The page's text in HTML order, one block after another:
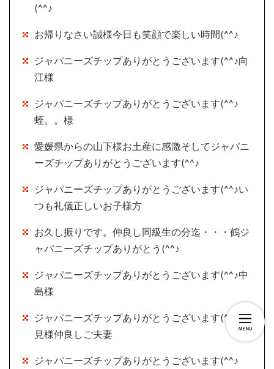
(^^♪
お帰りなさい誠様今日も笑顔で楽しい時間(^^♪
ジャパニーズチップありがとうございます(^^♪向
江様
ジャパニーズチップありがとうございます(^^♪
蛭。。様
愛媛県からの山下様お土産に感激そしてジャパニ
ーズチップありがとうございます(^^♪
ジャパニーズチップありがとうございます(^^♪い
つも礼儀正しいお子様方
お久し振りです。仲良し同級生の分迄・・・鶴ジ
ャパニーズチップありがとう(^^♪
ジャパニーズチップありがとうございます(^^♪中
島様
ジャパニーズチップありがとうございます(^^♪深
見様仲良しご夫妻
ジャパニーズチップありがとうございます(^^♪